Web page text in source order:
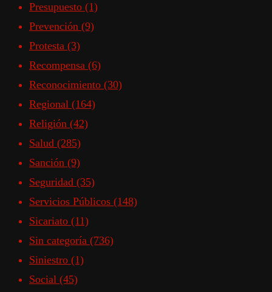
Presupuesto (1)
Prevención (9)
Protesta (3)
Recompensa (6)
Reconocimiento (30)
Regional (164)
Religión (42)
Salud (285)
Sanción (9)
Seguridad (35)
Servicios Públicos (148)
Sicariato (11)
Sin categoría (736)
Siniestro (1)
Social (45)